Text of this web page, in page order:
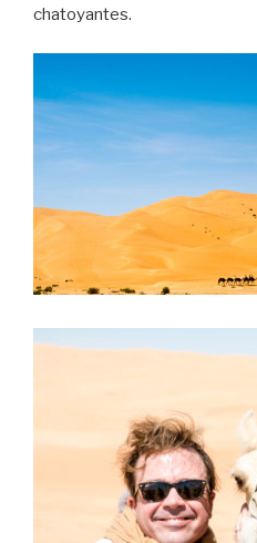
chatoyantes.